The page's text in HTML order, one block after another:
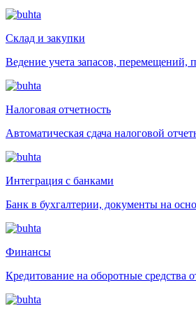
Склад и закупки
Ведение учета запасов, перемещений,
Налоговая отчетность
Автоматическая сдача налоговой
Интеграция с банками
Банк в бухгалтерии, документы на
Финансы
Кредитование на оборотные средства